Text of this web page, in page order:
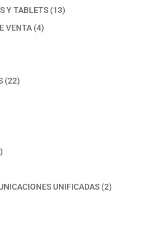
Y TABLETS 1313
VENTA 44
2222
1
UNIFICADAS 22